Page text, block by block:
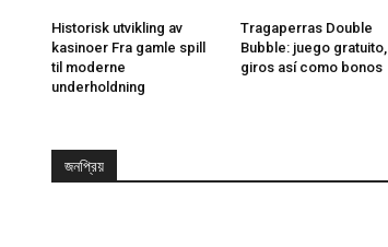
Historisk utvikling av
kasinoer Fra gamle spill
til moderne
underholdning
Tragaperras Double
Bubble: juego gratuito,
giros así­ como bonos
জনপ্রিয়